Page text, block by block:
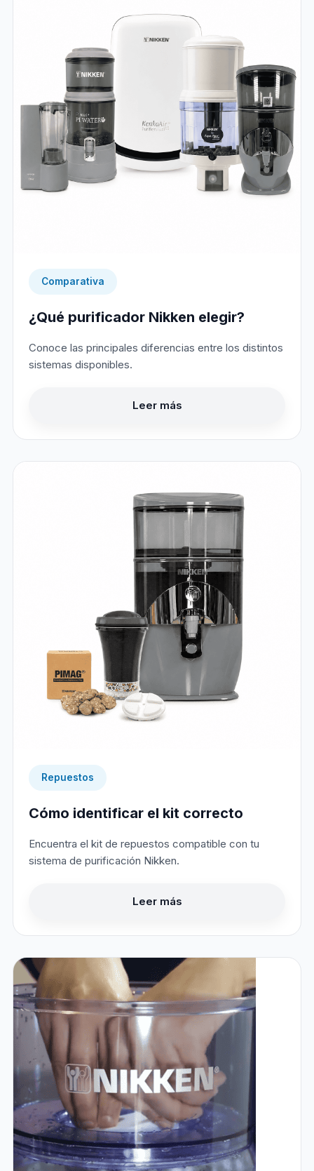
Comparativa
¿Qué purificador Nikken elegir?
Conoce las principales diferencias entre los distintos
sistemas disponibles.
Leer más
Repuestos
Cómo identificar el kit correcto
Encuentra el kit de repuestos compatible con tu
sistema de purificación Nikken.
Leer más